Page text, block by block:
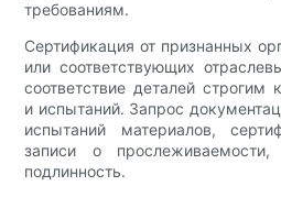
требованиям.
Сертификация от признанных
или соответствующих
соответствие деталей строгим
и испытаний. Запрос
испытаний материалов,
записи о прослеживаемости,
подлинность.